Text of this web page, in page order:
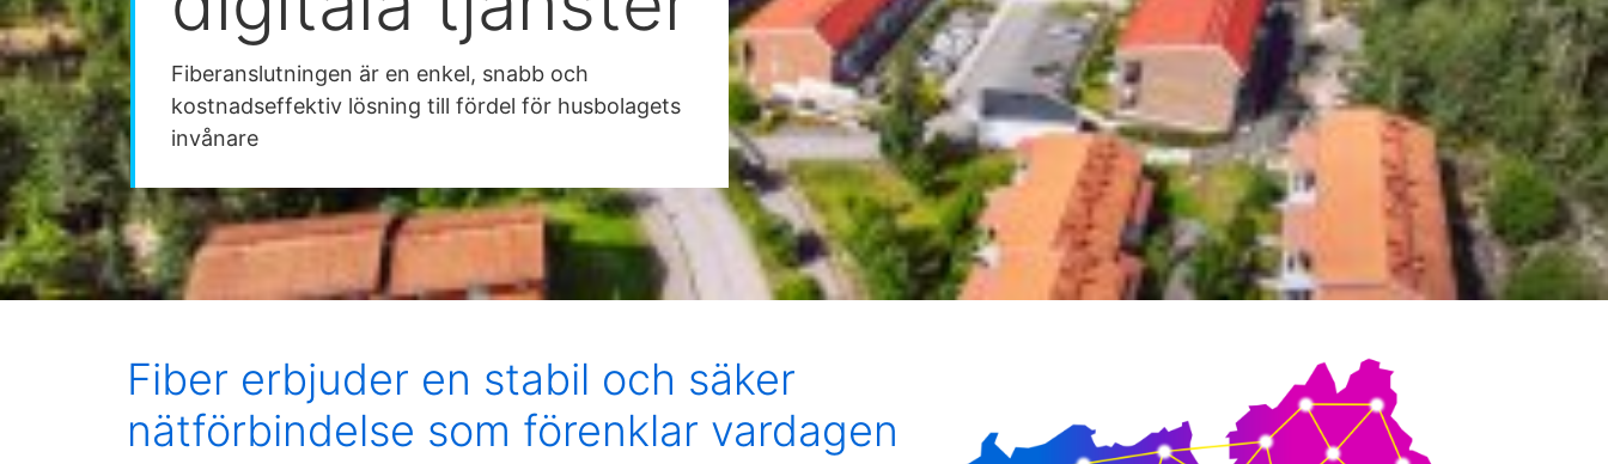
Fiberanslutningen är en enkel, snabb och
kostnadseffektiv lösning till fördel för husbolagets
invånare
Fiber erbjuder en stabil och säker
nätförbindelse som förenklar vardagen